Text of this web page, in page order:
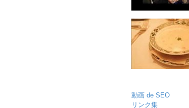
動画 de SEO
リンク集